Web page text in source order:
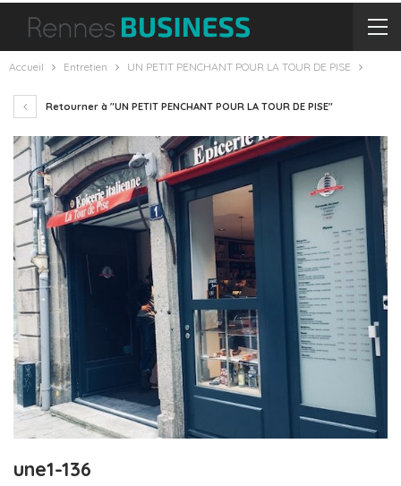
Accueil Entretien UN PETIT PENCHANT POUR LA TOUR DE PISE
Retourner à "UN PETIT PENCHANT POUR LA TOUR DE PISE"
une1-136